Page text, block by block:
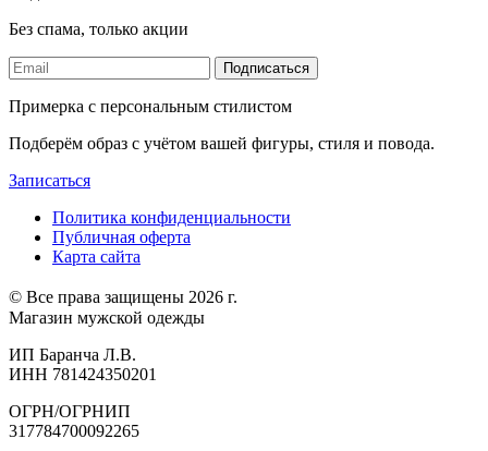
Без спама, только акции
Подписаться
Примерка с персональным стилистом
Подберём образ с учётом вашей фигуры, стиля и повода.
Записаться
Политика конфиденциальности
Публичная оферта
Карта сайта
© Все права защищены 2026 г.
Магазин мужской одежды
ИП Баранча Л.В.
ИНН 781424350201
ОГРН/ОГРНИП
317784700092265